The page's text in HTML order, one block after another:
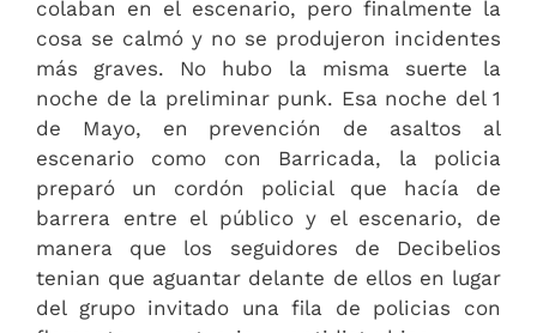
colaban en el escenario, pero finalmente la
cosa se calmó y no se produjeron incidentes
más graves. No hubo la misma suerte la
noche de la preliminar punk. Esa noche del 1
de Mayo, en prevención de asaltos al
escenario como con Barricada, la policia
preparó un cordón policial que hacía de
barrera entre el público y el escenario, de
manera que los seguidores de Decibelios
tenian que aguantar delante de ellos en lugar
del grupo invitado una fila de policias con